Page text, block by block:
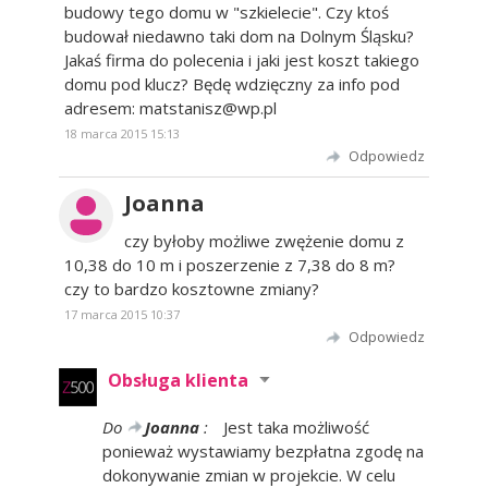
budowy tego domu w "szkielecie". Czy ktoś
budował niedawno taki dom na Dolnym Śląsku?
Jakaś firma do polecenia i jaki jest koszt takiego
domu pod klucz? Będę wdzięczny za info pod
adresem: matstanisz@wp.pl
18 marca 2015 15:13
Odpowiedz
Joanna
czy byłoby możliwe zwężenie domu z
10,38 do 10 m i poszerzenie z 7,38 do 8 m?
czy to bardzo kosztowne zmiany?
17 marca 2015 10:37
Odpowiedz
Obsługa klienta
Do Joanna :
Jest taka możliwość
ponieważ wystawiamy bezpłatna zgodę na
dokonywanie zmian w projekcie. W celu